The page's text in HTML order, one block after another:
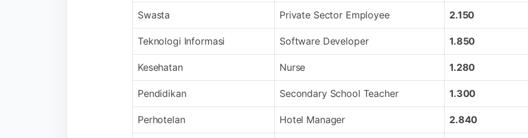
Swasta Private Sector Employee 2.150
Teknologi Informasi Software Developer 1.850
Kesehatan Nurse 1.280
Pendidikan Secondary School Teacher 1.300
Perhotelan Hotel Manager 2.840